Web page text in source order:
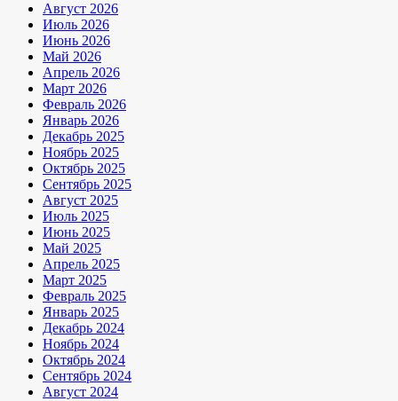
Август 2026
Июль 2026
Июнь 2026
Май 2026
Апрель 2026
Март 2026
Февраль 2026
Январь 2026
Декабрь 2025
Ноябрь 2025
Октябрь 2025
Сентябрь 2025
Август 2025
Июль 2025
Июнь 2025
Май 2025
Апрель 2025
Март 2025
Февраль 2025
Январь 2025
Декабрь 2024
Ноябрь 2024
Октябрь 2024
Сентябрь 2024
Август 2024